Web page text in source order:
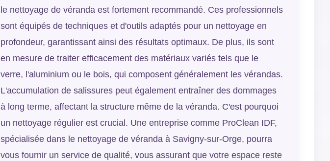
le nettoyage de véranda est fortement recommandé. Ces professionnels
sont équipés de techniques et d'outils adaptés pour un nettoyage en
profondeur, garantissant ainsi des résultats optimaux. De plus, ils sont
en mesure de traiter efficacement des matériaux variés tels que le
verre, l'aluminium ou le bois, qui composent généralement les vérandas.
L'accumulation de salissures peut également entraîner des dommages
à long terme, affectant la structure même de la véranda. C'est pourquoi
un nettoyage régulier est crucial. Une entreprise comme ProClean IDF,
spécialisée dans le nettoyage de véranda à Savigny-sur-Orge, pourra
vous fournir un service de qualité, vous assurant que votre espace reste